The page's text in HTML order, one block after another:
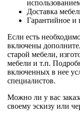
Доставка
Гарантийное и
Если есть
включены
старой мебели,
мебели и т.п.
включенных в нее
специалистов.
Можно ли у вас
своему эскизу или